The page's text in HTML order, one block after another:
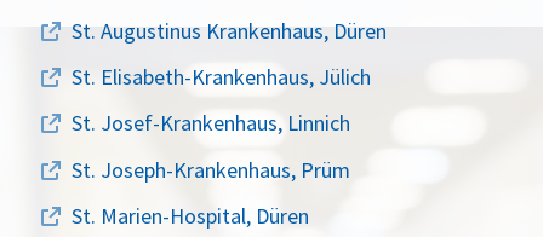
St. Augustinus Krankenhaus, Düren
St. Elisabeth-Krankenhaus, Jülich
St. Josef-Krankenhaus, Linnich
St. Joseph-Krankenhaus, Prüm
St. Marien-Hospital, Düren